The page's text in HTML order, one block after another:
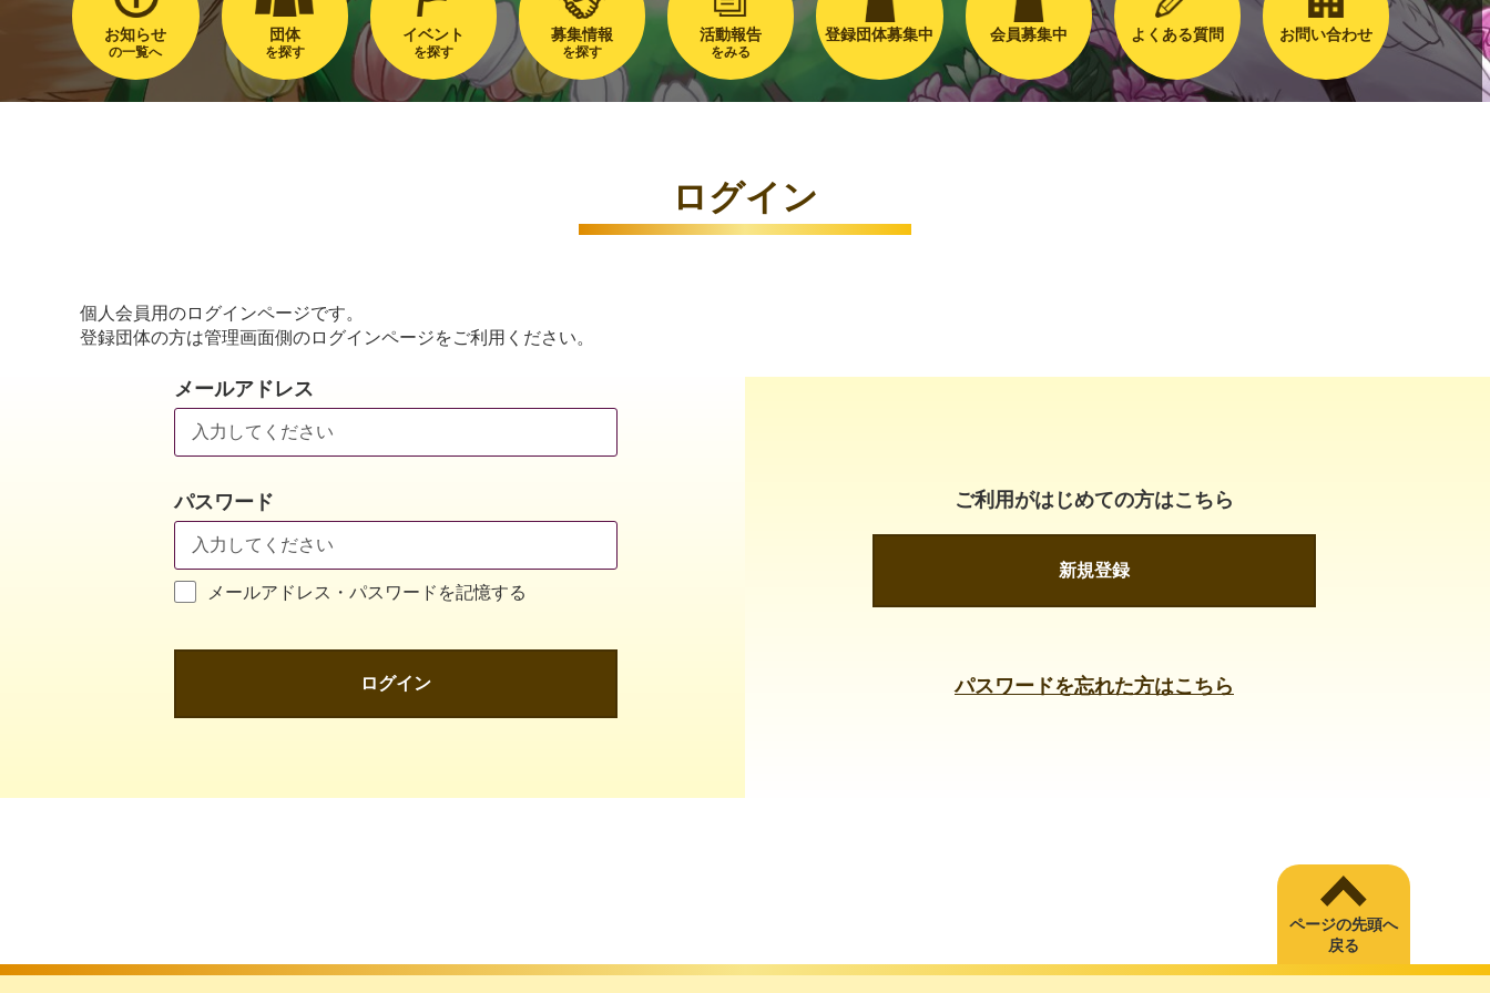
お知らせ
の一覧へ
団体
を探す
イベント
を探す
募集情報
を探す
活動報告
をみる
登録団体募集中 会員募集中 よくある質問 お問い合わせ
ログイン
個人会員用のログインページです。
登録団体の方は管理画面側のログインページをご利用ください。
メールアドレス
パスワード
メールアドレス・パスワードを記憶する
ログイン
ご利用がはじめての方はこちら
新規登録
パスワードを忘れた方はこちら
ページの先頭へ
戻る